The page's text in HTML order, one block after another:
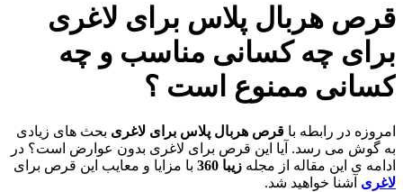
قرص هربال پلاس برای لاغری
برای چه کسانی مناسب و چه
کسانی ممنوع است ؟
امروزه در رابطه با قرص هربال پلاس برای لاغری بحث های زیادی
به گوش می رسد. آیا این قرص برای لاغری بدون عوارض است؟ در
ادامه ی این مقاله از مجله زیبا 360
با مزایا و معایب این قرص برای
لاغری آشنا خواهید شد.